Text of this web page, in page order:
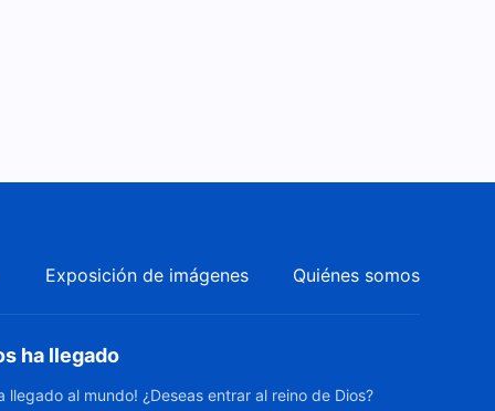
Exposición de imágenes Quiénes somos
ha llegado
llegado al mundo! ¿Deseas entrar al reino de Dios?